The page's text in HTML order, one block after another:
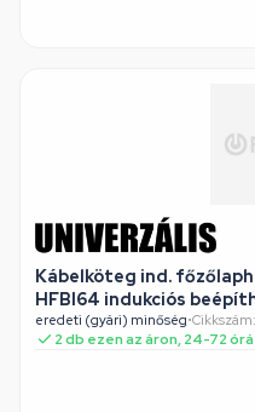
Kábelköteg ind.
HFBI64 indukciós
eredeti (gyári) minőség•
2 db ezen az áron, 24-72